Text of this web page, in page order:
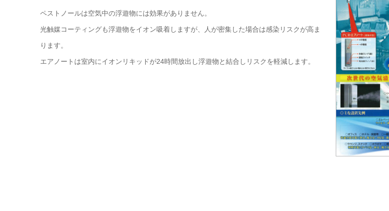
ペストノールは空気中の浮遊物には効果がありません。
光触媒コーティングも浮遊物をイオン吸着しますが、人が密集した場合は感染リスクが高ま
ります。
エアノートは室内にイオンリキッドが24時間放出し浮遊物と結合しリスクを軽減します。